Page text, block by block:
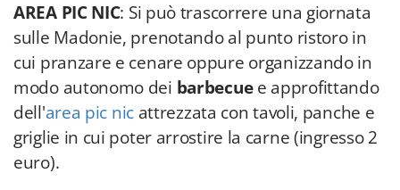
AREA PIC NIC: Si può trascorrere una giornata
sulle Madonie, prenotando al punto ristoro in
cui pranzare e cenare oppure organizzando in
modo autonomo dei barbecue e approfittando
dell'area pic nicattrezzata con tavoli, panche e
griglie in cui poter arrostire la carne (ingresso 2
euro).